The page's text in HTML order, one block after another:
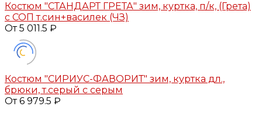
Костюм "СТАНДАРТ ГРЕТА" зим, куртка, п/к, (Грета)
с СОП т.син+василек (ЧЗ)
От 5 011.5 ₽
Костюм "СИРИУС-ФАВОРИТ" зим, куртка дл.,
брюки, т.серый с серым
От 6 979.5 ₽